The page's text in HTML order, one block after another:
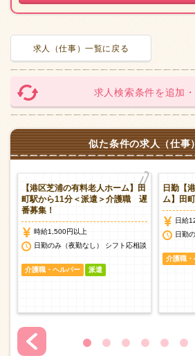
求人（仕事）一覧に戻る
求人検索条件を追加
似た条件の求人（仕事
【港区芝浦の有料老人ホーム】田
町駅から11分＜派遣＞介護職 遅
番募集！
時給1,500円以上
日勤のみ（夜勤なし） シフト応相談
介護職・ヘルパー 派遣
日勤【
ム】田
日給
日勤
介護職